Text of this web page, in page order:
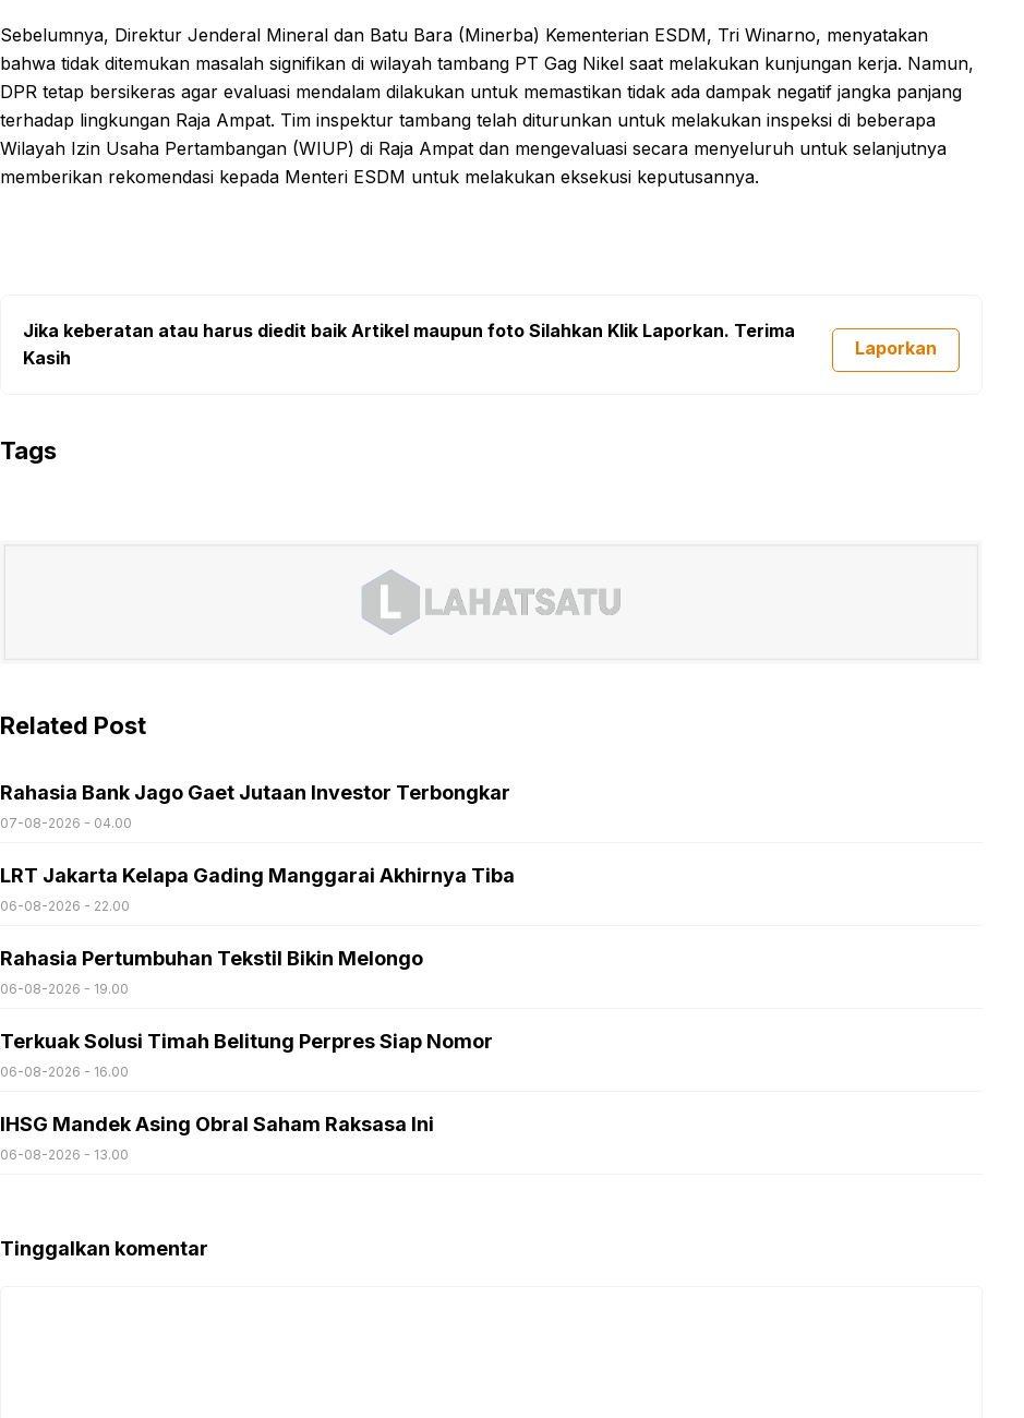
Sebelumnya, Direktur Jenderal Mineral dan Batu Bara (Minerba) Kementerian ESDM, Tri Winarno, menyatakan
bahwa tidak ditemukan masalah signifikan di wilayah tambang PT Gag Nikel saat melakukan kunjungan kerja. Namun,
DPR tetap bersikeras agar evaluasi mendalam dilakukan untuk memastikan tidak ada dampak negatif jangka panjang
terhadap lingkungan Raja Ampat. Tim inspektur tambang telah diturunkan untuk melakukan inspeksi di beberapa
Wilayah Izin Usaha Pertambangan (WIUP) di Raja Ampat dan mengevaluasi secara menyeluruh untuk selanjutnya
memberikan rekomendasi kepada Menteri ESDM untuk melakukan eksekusi keputusannya.
Jika keberatan atau harus diedit baik Artikel maupun foto Silahkan Klik Laporkan. Terima
Kasih
Laporkan
Tags
Related Post
Rahasia Bank Jago Gaet Jutaan Investor Terbongkar
07-08-2026 - 04.00
LRT Jakarta Kelapa Gading Manggarai Akhirnya Tiba
06-08-2026 - 22.00
Rahasia Pertumbuhan Tekstil Bikin Melongo
06-08-2026 - 19.00
Terkuak Solusi Timah Belitung Perpres Siap Nomor
06-08-2026 - 16.00
IHSG Mandek Asing Obral Saham Raksasa Ini
06-08-2026 - 13.00
Tinggalkan komentar